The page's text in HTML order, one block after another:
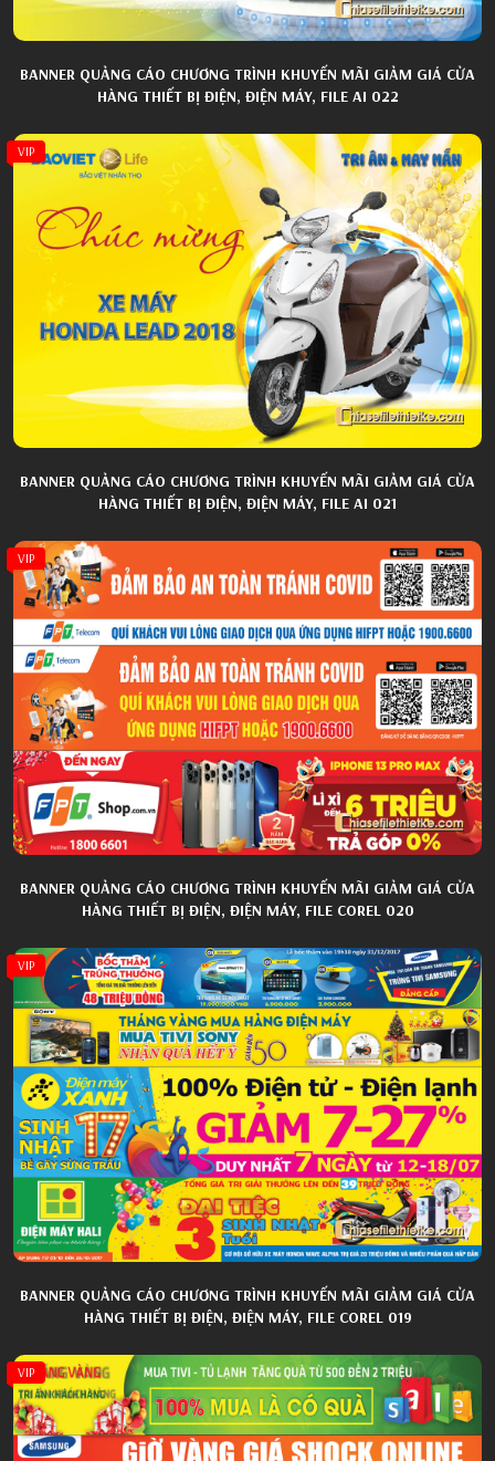
BANNER QUẢNG CÁO CHƯƠNG TRÌNH KHUYẾN MÃI GIẢM GIÁ CỬA
HÀNG THIẾT BỊ ĐIỆN, ĐIỆN MÁY, FILE AI 022
VIP
BANNER QUẢNG CÁO CHƯƠNG TRÌNH KHUYẾN MÃI GIẢM GIÁ CỬA
HÀNG THIẾT BỊ ĐIỆN, ĐIỆN MÁY, FILE AI 021
VIP
BANNER QUẢNG CÁO CHƯƠNG TRÌNH KHUYẾN MÃI GIẢM GIÁ CỬA
HÀNG THIẾT BỊ ĐIỆN, ĐIỆN MÁY, FILE COREL 020
VIP
BANNER QUẢNG CÁO CHƯƠNG TRÌNH KHUYẾN MÃI GIẢM GIÁ CỬA
HÀNG THIẾT BỊ ĐIỆN, ĐIỆN MÁY, FILE COREL 019
VIP